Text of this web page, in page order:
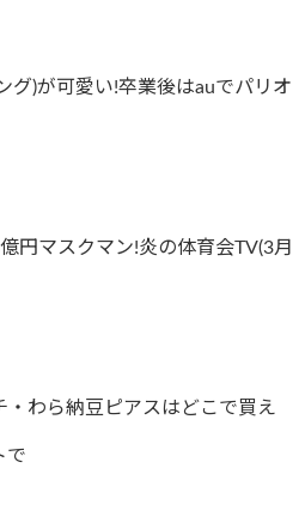
グ)が可愛い!卒業後はauでパリオ
円マスクマン!炎の体育会TV(3月
・わら納豆ピアスはどこで買え
で